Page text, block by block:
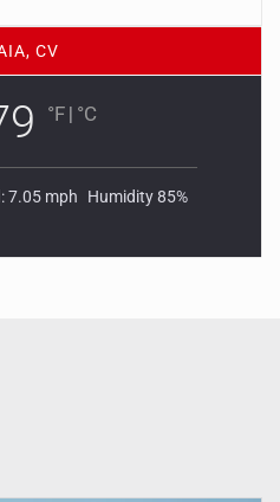
CV
°F | °C
7.05 mph Humidity 85%